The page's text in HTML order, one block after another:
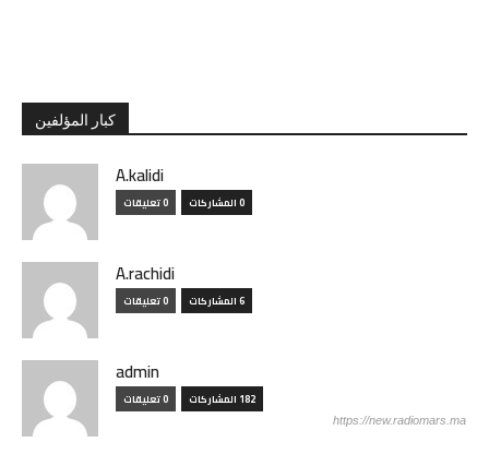
كبار المؤلفين
A.kalidi
0 المشاركات 0 تعليقات
A.rachidi
6 المشاركات 0 تعليقات
admin
182 المشاركات 0 تعليقات
https://new.radiomars.ma